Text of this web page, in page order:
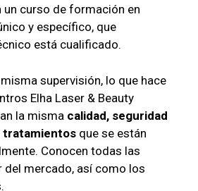
un curso de formación en
y específico, que
está cualificado.
supervisión, lo que hace
Elha Laser & Beauty
la misma calidad, seguridad
tratamientos que se están
Conocen todas las
mercado, así como los